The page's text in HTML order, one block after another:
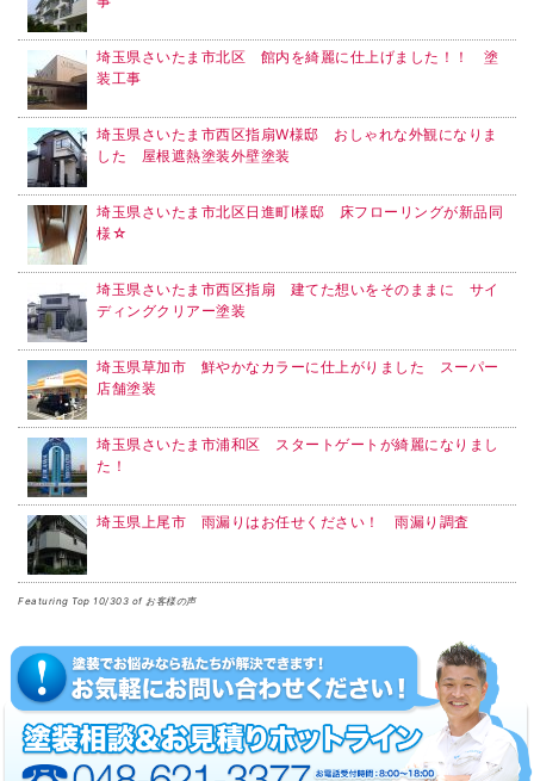
埼玉県さいたま市北区 館内を綺麗に仕上げました！！ 塗
装工事
埼玉県さいたま市西区指扇W様邸 おしゃれな外観になりま
した 屋根遮熱塗装外壁塗装
埼玉県さいたま市北区日進町I様邸 床フローリングが新品同
様☆
埼玉県さいたま市西区指扇 建てた想いをそのままに サイ
ディングクリアー塗装
埼玉県草加市 鮮やかなカラーに仕上がりました スーパー
店舗塗装
埼玉県さいたま市浦和区 スタートゲートが綺麗になりまし
た！
埼玉県上尾市 雨漏りはお任せください！ 雨漏り調査
Featuring Top 10/303 of お客様の声